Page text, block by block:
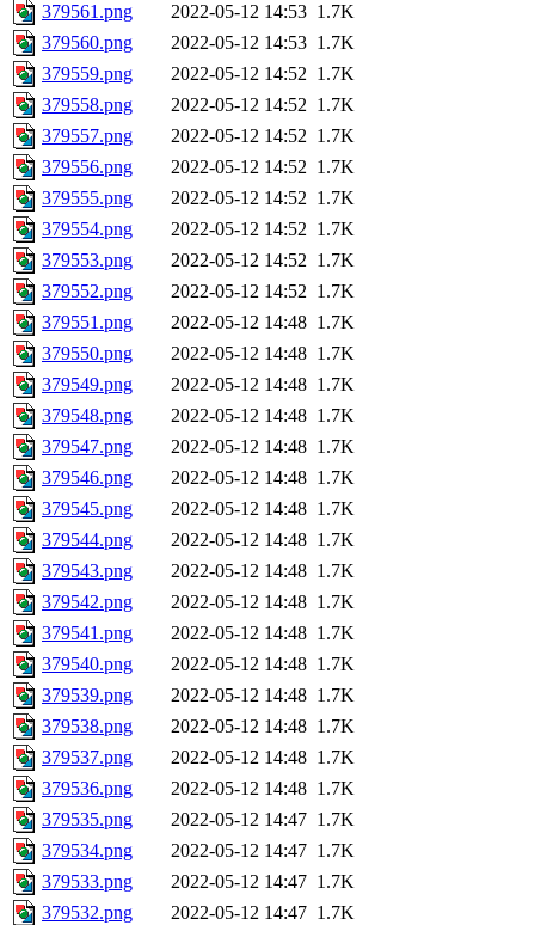
379561.png
2022-05-12 14:53 1.7K
379560.png
2022-05-12 14:53 1.7K
379559.png
2022-05-12 14:52 1.7K
379558.png
2022-05-12 14:52 1.7K
379557.png
2022-05-12 14:52 1.7K
379556.png
2022-05-12 14:52 1.7K
379555.png
2022-05-12 14:52 1.7K
379554.png
2022-05-12 14:52 1.7K
379553.png
2022-05-12 14:52 1.7K
379552.png
2022-05-12 14:52 1.7K
379551.png
2022-05-12 14:48 1.7K
379550.png
2022-05-12 14:48 1.7K
379549.png
2022-05-12 14:48 1.7K
379548.png
2022-05-12 14:48 1.7K
379547.png
2022-05-12 14:48 1.7K
379546.png
2022-05-12 14:48 1.7K
379545.png
2022-05-12 14:48 1.7K
379544.png
2022-05-12 14:48 1.7K
379543.png
2022-05-12 14:48 1.7K
379542.png
2022-05-12 14:48 1.7K
379541.png
2022-05-12 14:48 1.7K
379540.png
2022-05-12 14:48 1.7K
379539.png
2022-05-12 14:48 1.7K
379538.png
2022-05-12 14:48 1.7K
379537.png
2022-05-12 14:48 1.7K
379536.png
2022-05-12 14:48 1.7K
379535.png
2022-05-12 14:47 1.7K
379534.png
2022-05-12 14:47 1.7K
379533.png
2022-05-12 14:47 1.7K
379532.png
2022-05-12 14:47 1.7K